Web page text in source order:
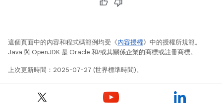
這個頁面中的內容和程式碼範例均受《內容授權》中的授權所規範。
Java 與 OpenJDK 是 Oracle 和/或其關係企業的商標或註冊商標。
上次更新時間：2025-07-27 (世界標準時間)。